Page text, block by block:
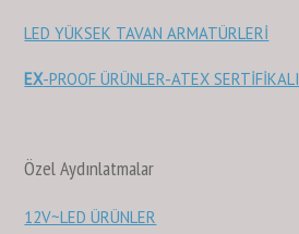
LED YÜKSEK TAVAN ARMATÜRLERİ
EX-PROOF ÜRÜNLER-ATEX SERTİFİKALI
Özel Aydınlatmalar
12V~LED ÜRÜNLER